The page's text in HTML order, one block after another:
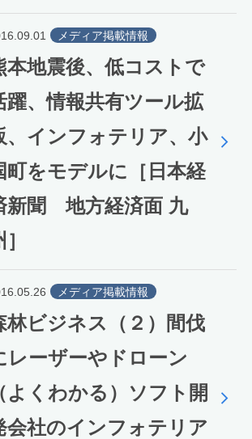
メディア掲載情報
本地震後、低コストで
躍、情報共有ツール拡
、インフォテリア、小
町をモデルに［日本経
新聞 地方経済面 九
メディア掲載情報
林ビジネス（２）間伐
レーザーやドローン
よくわかる）ソフト開
会社のインフォテリア